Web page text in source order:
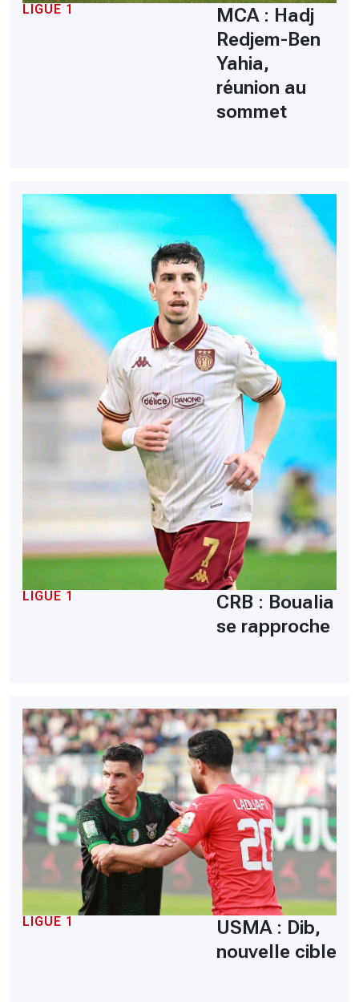
LIGUE 1
MCA : Hadj
Redjem-Ben
Yahia,
réunion au
sommet
LIGUE 1
CRB : Boualia
se rapproche
LIGUE 1
USMA : Dib,
nouvelle cible